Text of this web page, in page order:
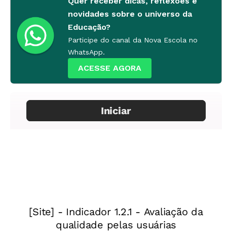
Campos de experiência e habilidades
Escuta, fala, pensamento e imaginação
bebês
Confira o segundo episódio: tanque de areia
novidades sobre o universo da
Educação?
Participe do canal da Nova Escola no
WhatsApp.
ACESSE AGORA